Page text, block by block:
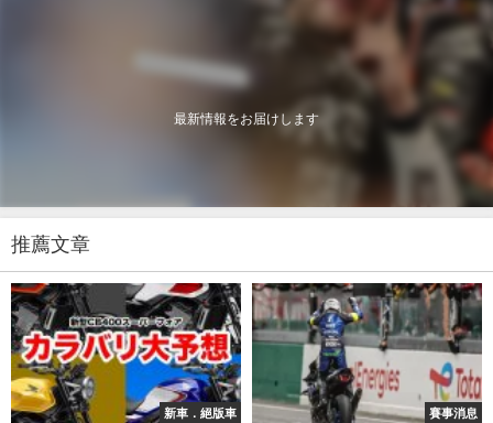
最新情報をお届けします
推薦文章
新車．絕版車 賽事消息